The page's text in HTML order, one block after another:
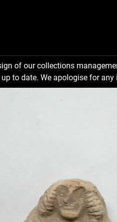
of our collections
to date. We apologise for